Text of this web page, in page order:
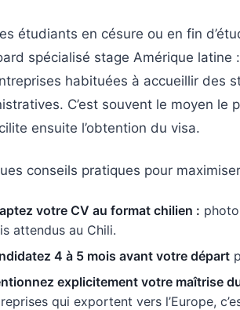
étudiants en césure ou en fin
spécialisé stage Amérique
habituées à accueillir des
C’est souvent le moyen le
ensuite l’obtention du visa.
conseils pratiques pour
votre CV au format chilien :
attendus au Chili.
4 à 5 mois avant votre départ
explicitement votre maîtrise
qui exportent vers l’Europe,